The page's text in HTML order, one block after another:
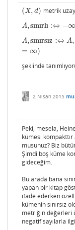
(X, d)
(X,d metrik
A, sınırlı :⇔ −∞
A,sınırlı :⇔−∞
A, sınırsız :⇔ A,
= ∞)
A sınırsız
şeklinde
2 Nisan 2015
Peki, mesela,
kümesi
musunuz? Biz
Şimdi boş küme
gideceğim.
Bu arada bana
yapan bir kitap
ifade ederken
kümenin sınırsız
metriğin değerleri
negatif sayılarla